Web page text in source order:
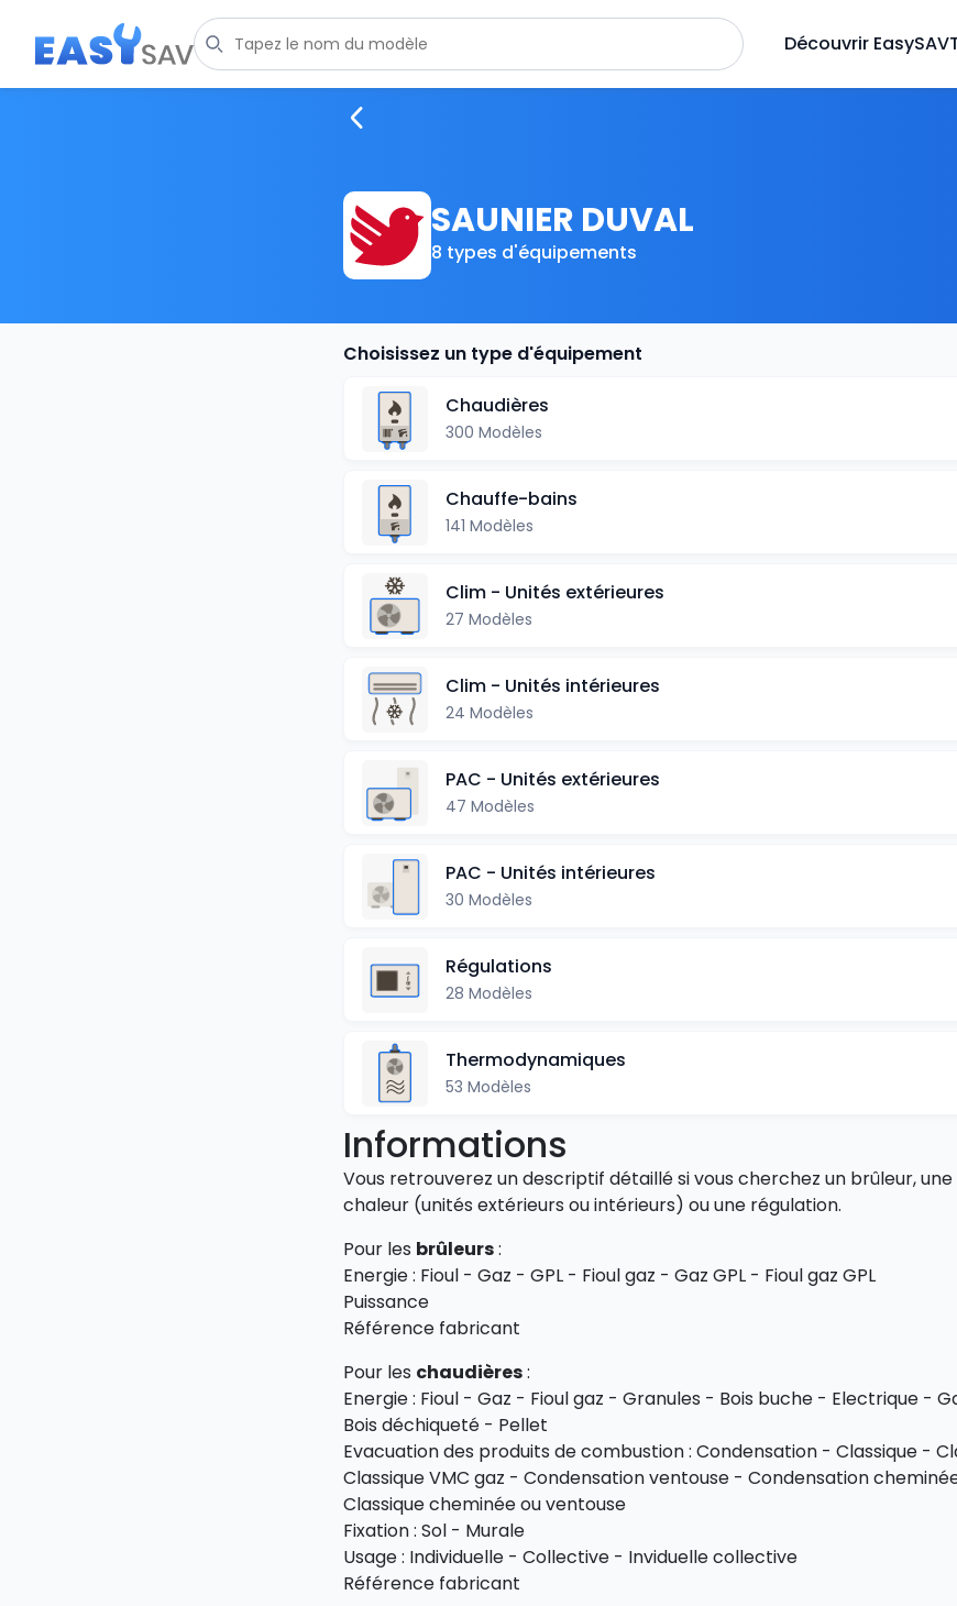
Découvrir EasySAV
SAUNIER DUVAL
8 types d'équipements
Choisissez un type d'équipement
Chaudières
300 Modèles
Chauffe-bains
141 Modèles
Clim - Unités extérieures
27 Modèles
Clim - Unités intérieures
24 Modèles
PAC - Unités extérieures
47 Modèles
PAC - Unités intérieures
30 Modèles
Régulations
28 Modèles
Thermodynamiques
53 Modèles
Informations
Vous retrouverez un descriptif détaillé si vous cherchez un brûleur,
chaleur (unités extérieurs ou intérieurs) ou une régulation.
Pour les brûleurs:
Energie : Fioul - Gaz - GPL - Fioul gaz - Gaz GPL - Fioul gaz GPL
Puissance
Référence fabricant
Pour les chaudières:
Energie : Fioul - Gaz - Fioul gaz - Granules - Bois buche - Electrique -
Bois déchiqueté - Pellet
Evacuation des produits de combustion : Condensation - Classique -
Classique VMC gaz - Condensation ventouse - Condensation
Classique cheminée ou ventouse
Fixation : Sol - Murale
Usage : Individuelle - Collective - Inviduelle collective
Référence fabricant